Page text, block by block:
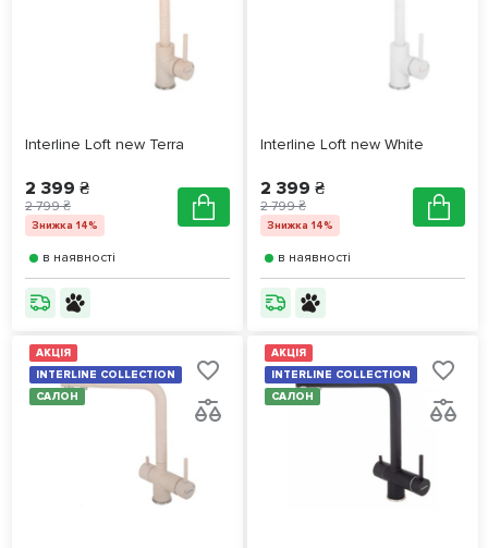
Interline Loft new Terra
2 399 ₴
2 799 ₴
Знижка 14%
в наявності
Interline Loft new White
2 399 ₴
2 799 ₴
Знижка 14%
в наявності
АКЦІЯ
INTERLINE COLLECTION
САЛОН
АКЦІЯ
INTERLINE COLLECTION
САЛОН